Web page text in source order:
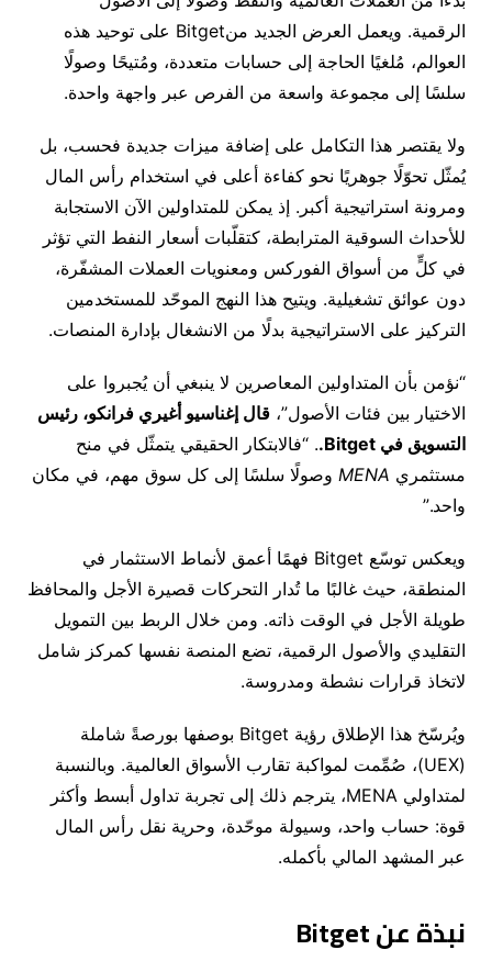
الرقمية. ويعمل العرض الجديد منBitget على توحيد هذه
العوالم، مُلغيًا الحاجة إلى حسابات متعددة، ومُتيحًا وصولًا
سلسًا إلى مجموعة واسعة من الفرص عبر واجهة واحدة.
ولا يقتصر هذا التكامل على إضافة ميزات جديدة فحسب، بل
يُمثّل تحوّلًا جوهريًا نحو كفاءة أعلى في استخدام رأس المال
ومرونة استراتيجية أكبر. إذ يمكن للمتداولين الآن الاستجابة
للأحداث السوقية المترابطة، كتقلّبات أسعار النفط التي تؤثر
في كلٍّ من أسواق الفوركس ومعنويات العملات المشفّرة،
دون عوائق تشغيلية. ويتيح هذا النهج الموحّد للمستخدمين
التركيز على الاستراتيجية بدلًا من الانشغال بإدارة المنصات.
“نؤمن بأن المتداولين المعاصرين لا ينبغي أن يُجبروا على
الاختيار بين فئات الأصول”، قال إغناسيو أغيري فرانكو، رئيس
التسويق في Bitget. . “فالابتكار الحقيقي يتمثّل في منح
مستثمري MENA وصولًا سلسًا إلى كل سوق مهم، في مكان
واحد.”
ويعكس توسّع Bitget فهمًا أعمق لأنماط الاستثمار في
المنطقة، حيث غالبًا ما تُدار التحركات قصيرة الأجل والمحافظ
طويلة الأجل في الوقت ذاته. ومن خلال الربط بين التمويل
التقليدي والأصول الرقمية، تضع المنصة نفسها كمركز شامل
لاتخاذ قرارات نشطة ومدروسة.
ويُرسّخ هذا الإطلاق رؤية Bitget بوصفها بورصةً شاملة
(UEX)
، صُمِّمت لمواكبة تقارب الأسواق العالمية. وبالنسبة
لمتداولي MENA، يترجم ذلك إلى تجربة تداول أبسط وأكثر
قوة: حساب واحد، وسيولة موحّدة، وحرية نقل رأس المال
عبر المشهد المالي بأكمله.
نبذة عنBitget